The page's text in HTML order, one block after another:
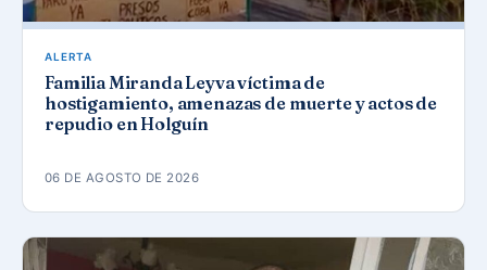
ALERTA
Familia Miranda Leyva víctima de
hostigamiento, amenazas de muerte y actos de
repudio en Holguín
06 DE AGOSTO DE 2026